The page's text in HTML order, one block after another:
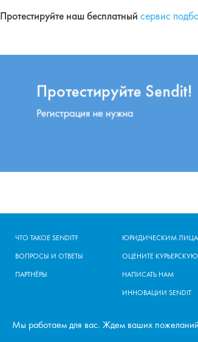
Протестируйте наш бесплатный сервис
ЧТО ТАКОЕ SENDIT?
ВОПРОСЫ И ОТВЕТЫ
ПАРТНЁРЫ
ЮРИДИЧЕСКИМ
ОЦЕНИТЕ
НАПИСАТЬ НАМ
ИННОВАЦИИ SENDIT
Мы работаем для вас. Ждем ваших